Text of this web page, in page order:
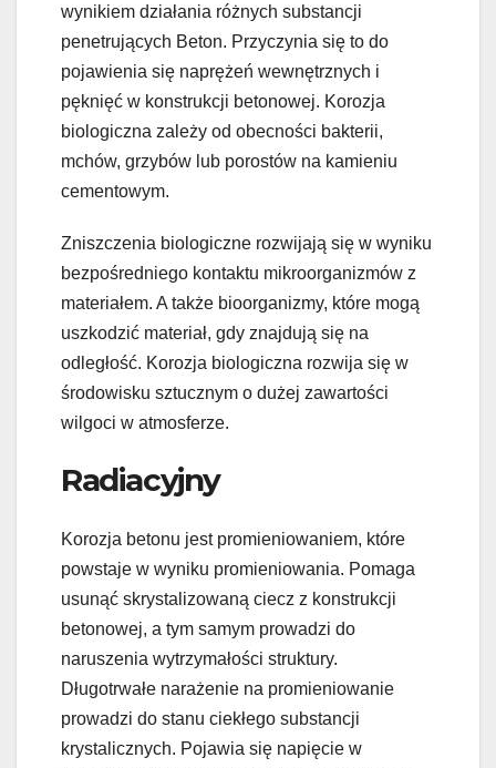
wynikiem działania różnych substancji
penetrujących Beton. Przyczynia się to do
pojawienia się naprężeń wewnętrznych i
pęknięć w konstrukcji betonowej. Korozja
biologiczna zależy od obecności bakterii,
mchów, grzybów lub porostów na kamieniu
cementowym.
Zniszczenia biologiczne rozwijają się w wyniku
bezpośredniego kontaktu mikroorganizmów z
materiałem. A także bioorganizmy, które mogą
uszkodzić materiał, gdy znajdują się na
odległość. Korozja biologiczna rozwija się w
środowisku sztucznym o dużej zawartości
wilgoci w atmosferze.
Radiacyjny
Korozja betonu jest promieniowaniem, które
powstaje w wyniku promieniowania. Pomaga
usunąć skrystalizowaną ciecz z konstrukcji
betonowej, a tym samym prowadzi do
naruszenia wytrzymałości struktury.
Długotrwałe narażenie na promieniowanie
prowadzi do stanu ciekłego substancji
krystalicznych. Pojawia się napięcie w